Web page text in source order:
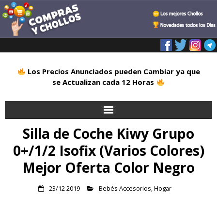
Los Precios Anunciados pueden Cambiar ya que
se Actualizan cada 12 Horas
Inicio
Alimentación
Silla de Coche Kiwy Grupo
0+/1/2 Isofix (Varios Colores)
Mejor Oferta Color Negro
23/12 2019 Bebés Accesorios,Hogar